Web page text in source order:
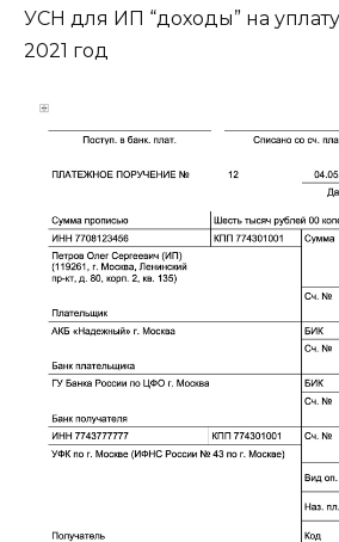
УСН для ИП “доходы” на
2021 год